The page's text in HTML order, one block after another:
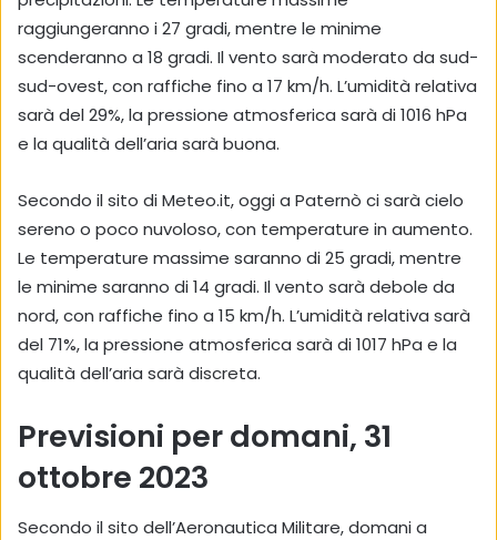
raggiungeranno i 27 gradi, mentre le minime
scenderanno a 18 gradi. Il vento sarà moderato da sud-
sud-ovest, con raffiche fino a 17 km/h. L’umidità relativa
sarà del 29%, la pressione atmosferica sarà di 1016 hPa
e la qualità dell’aria sarà buona.
Secondo il sito di Meteo.it, oggi a Paternò ci sarà cielo
sereno o poco nuvoloso, con temperature in aumento.
Le temperature massime saranno di 25 gradi, mentre
le minime saranno di 14 gradi. Il vento sarà debole da
nord, con raffiche fino a 15 km/h. L’umidità relativa sarà
del 71%, la pressione atmosferica sarà di 1017 hPa e la
qualità dell’aria sarà discreta.
Previsioni per domani, 31
ottobre 2023
Secondo il sito dell’Aeronautica Militare, domani a